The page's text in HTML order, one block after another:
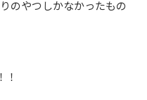
のやつしかなかったもの
！